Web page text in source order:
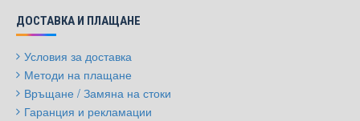
ДОСТАВКА И ПЛАЩАНЕ
Условия за доставка
Методи на плащане
Връщане / Замяна на стоки
Гаранция и рекламации